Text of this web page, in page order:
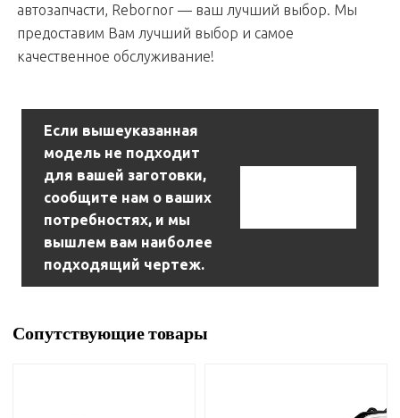
автозапчасти, Rebornor — ваш лучший выбор. Мы
предоставим Вам лучший выбор и самое
качественное обслуживание!
Если вышеуказанная
модель не подходит
для вашей заготовки,
сообщите нам о ваших
потребностях, и мы
вышлем вам наиболее
подходящий чертеж.
Сопутствующие товары